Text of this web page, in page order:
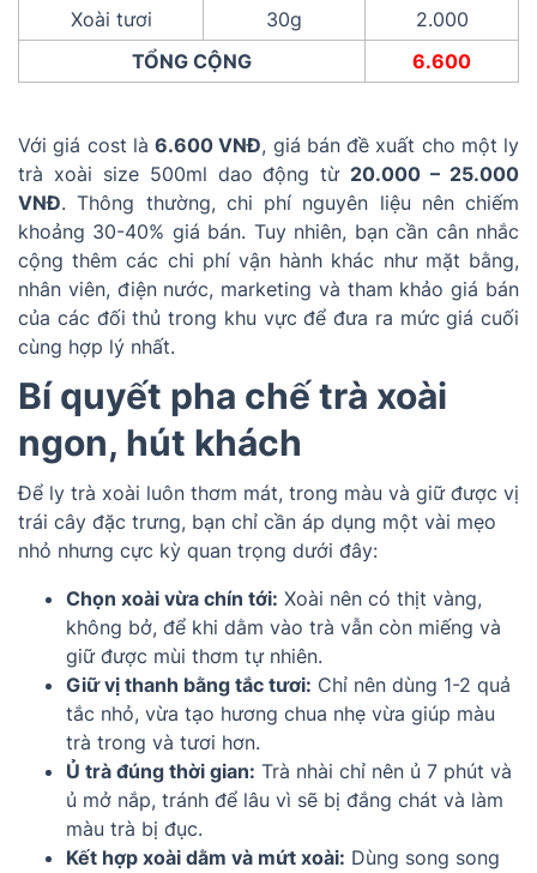
Xoài tươi
30g
2.000
TỔNG CỘNG
6.600
Với giá cost là 6.600 VNĐ, giá bán đề xuất cho một ly
trà xoài size 500ml dao động từ 20.000 – 25.000
VNĐ. Thông thường, chi phí nguyên liệu nên chiếm
khoảng 30-40% giá bán. Tuy nhiên, bạn cần cân nhắc
cộng thêm các chi phí vận hành khác như mặt bằng,
nhân viên, điện nước, marketing và tham khảo giá bán
của các đối thủ trong khu vực để đưa ra mức giá cuối
cùng hợp lý nhất.
Bí quyết pha chế trà xoài
ngon, hút khách
Để ly trà xoài luôn thơm mát, trong màu và giữ được vị
trái cây đặc trưng, bạn chỉ cần áp dụng một vài mẹo
nhỏ nhưng cực kỳ quan trọng dưới đây:
Chọn xoài vừa chín tới: Xoài nên có thịt vàng,
không bở, để khi dằm vào trà vẫn còn miếng và
giữ được mùi thơm tự nhiên.
Giữ vị thanh bằng tắc tươi: Chỉ nên dùng 1-2 quả
tắc nhỏ, vừa tạo hương chua nhẹ vừa giúp màu
trà trong và tươi hơn.
Ủ trà đúng thời gian: Trà nhài chỉ nên ủ 7 phút và
ủ mở nắp, tránh để lâu vì sẽ bị đắng chát và làm
màu trà bị đục.
Kết hợp xoài dằm và mứt xoài: Dùng song song